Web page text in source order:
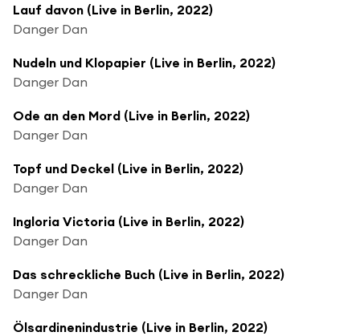
Lauf davon (Live in Berlin, 2022)
Danger Dan
Nudeln und Klopapier (Live in Berlin, 2022)
Danger Dan
Ode an den Mord (Live in Berlin, 2022)
Danger Dan
Topf und Deckel (Live in Berlin, 2022)
Danger Dan
Ingloria Victoria (Live in Berlin, 2022)
Danger Dan
Das schreckliche Buch (Live in Berlin, 2022)
Danger Dan
Ölsardinenindustrie (Live in Berlin, 2022)